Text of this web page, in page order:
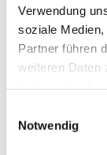
Verwendung
soziale
Partner führen
weiteren Daten
Notwendig
(Tel.